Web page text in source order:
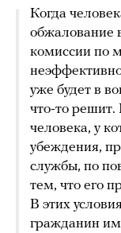
Когда
обжалование
комиссии по
уже будет в
что-то решит.
человека, у
убеждения,
службы, по
тем, что его
В этих
гражданин